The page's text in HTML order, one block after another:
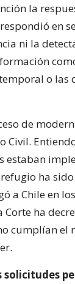
la
en
ni la
o las
de
Civil.
ha
a Chile en
ha
cumplían el